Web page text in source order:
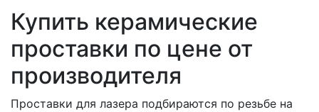
Купить керамические
проставки по цене от
производителя
Проставки для лазера подбираются по резьбе на